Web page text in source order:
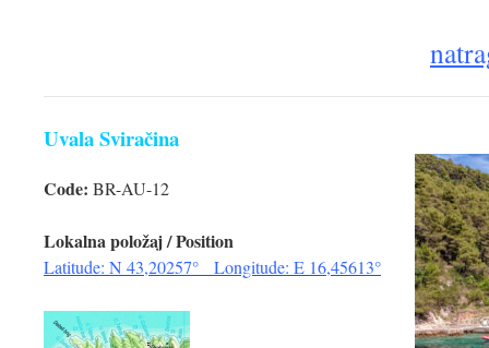
Uvala Sviračina
Code: BR-AU-12
Lokalna položaj / Position
Latitude: N 43,20257° Longitude: E 16,45613°